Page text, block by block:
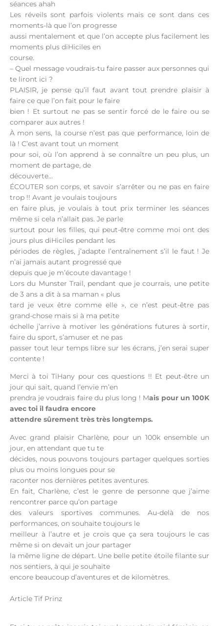
séances ahah
Les réveils sont parfois violents mais ce sont dans ces
moments-là que l’on progresse
aussi mentalement et que l’on accepte plus facilement les
moments plus diHiciles en
course.
– Quel message voudrais-tu faire passer aux personnes qui
te liront ici ?
PLAISIR, je pense qu’il faut avant tout prendre plaisir à
faire ce que l’on fait pour le faire
bien ! Et surtout ne pas se sentir forcé de le faire ou se
comparer aux autres !
À mon sens, la course n’est pas que performance, loin de
là ! C’est avant tout un moment
pour soi, où l’on apprend à se connaître un peu plus, un
moment de partage, de
découverte…
ÉCOUTER son corps, et savoir s’arrêter ou ne pas en faire
trop !! Avant je voulais toujours
en faire plus, je voulais à tout prix terminer les séances
même si cela n’allait pas. Je parle
surtout pour les filles, qui peut-être comme moi ont des
jours plus diHiciles pendant les
périodes de règles, j’adapte l’entraînement s’il le faut ! Je
n’ai jamais autant progressé que
depuis que je m’écoute davantage !
Lors du Munster Trail, pendant que je courrais, une petite
de 3 ans a dit à sa maman « plus
tard je veux être comme elle », ce n’est peut-être pas
grand-chose mais si à ma petite
échelle j’arrive à motiver les générations futures à sortir,
faire du sport, s’amuser et ne pas
passer tout leur temps libre sur les écrans, j’en serai super
contente !
Merci à toi TiHany pour ces questions !! Et peut-être un
jour qui sait, quand l’envie m’en
prendra je voudrais faire du plus long ! Mais pour un 100K
avec toi il faudra encore
attendre sûrement très très longtemps.
Avec grand plaisir Charlène, pour un 100k ensemble un
jour, en attendant que tu te
décides, nous pouvons toujours partager quelques sorties
plus ou moins longues pour se
raconter nos dernières petites aventures.
En fait, Charlène, c’est le genre de personne que j’aime
rencontrer parce qu’on partage
des valeurs sportives communes. Au-delà de nos
performances, on souhaite toujours le
meilleur à l’autre et je crois que ça sera toujours le cas
même si on devait un jour partager
la même ligne de départ. Une belle petite étoile filante sur
nos sentiers, à qui je souhaite
encore beaucoup d’aventures et de kilomètres.
Article Tif Prinz